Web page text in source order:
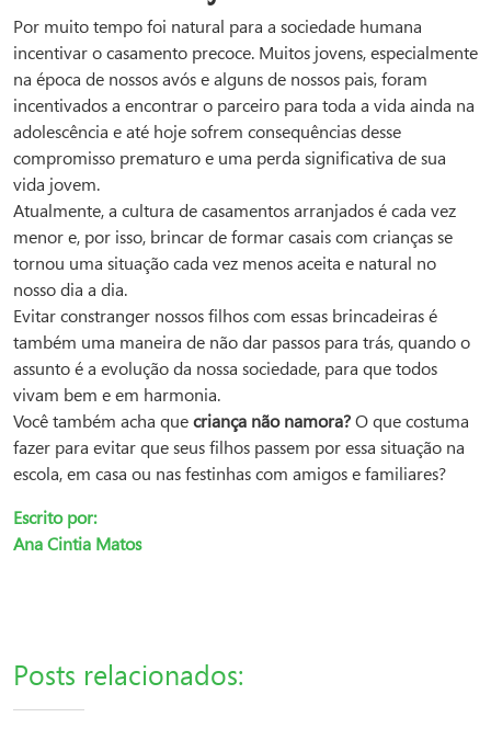
Por muito tempo foi natural para a sociedade humana
incentivar o casamento precoce. Muitos jovens, especialmente
na época de nossos avós e alguns de nossos pais, foram
incentivados a encontrar o parceiro para toda a vida ainda na
adolescência e até hoje sofrem consequências desse
compromisso prematuro e uma perda significativa de sua
vida jovem.
Atualmente, a cultura de casamentos arranjados é cada vez
menor e, por isso, brincar de formar casais com crianças se
tornou uma situação cada vez menos aceita e natural no
nosso dia a dia.
Evitar constranger nossos filhos com essas brincadeiras é
também uma maneira de não dar passos para trás, quando o
assunto é a evolução da nossa sociedade, para que todos
vivam bem e em harmonia.
Você também acha quecriança não namora?O que costuma
fazer para evitar que seus filhos passem por essa situação na
escola, em casa ou nas festinhas com amigos e familiares?
Escrito por:
Ana Cintia Matos
Posts relacionados: